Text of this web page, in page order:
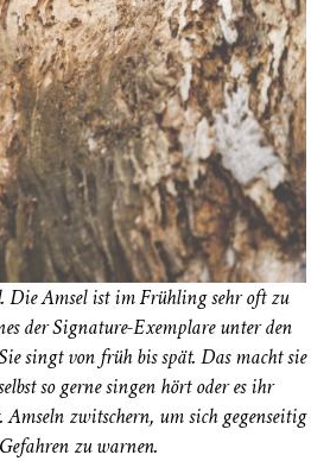
Die Amsel ist im Frühling sehr oft zu
der Signature-Exemplare unter den
singt von früh bis spät. Das macht sie
so gerne singen hört oder es ihr
Amseln zwitschern, um sich gegenseitig
zu warnen.